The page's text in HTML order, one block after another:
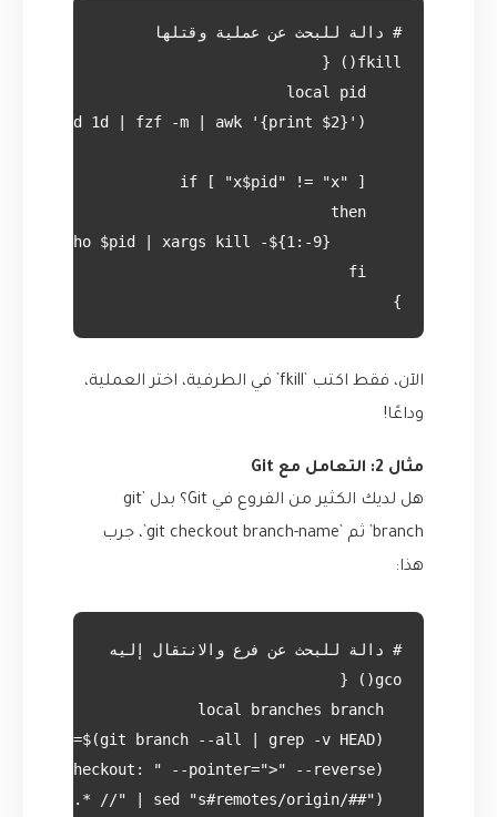
}
الآن، فقط اكتب `fkill` في الطرفية، اختر العملية،
وداعًا!
مثال 2: التعامل مع Git
هل لديك الكثير من الفروع في Git؟ بدل `git
branch` ثم `git checkout branch-name`، جرب
هذا: